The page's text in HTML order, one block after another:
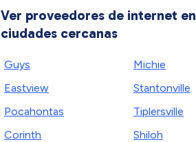
Ver proveedores de internet en
ciudades cercanas
Guys
Eastview
Pocahontas
Corinth
Michie
Stantonville
Tiplersville
Shiloh